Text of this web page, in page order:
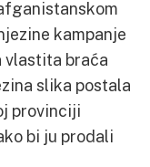
kampanje
vlastita braća
slika postala
provinciji
bi ju prodali